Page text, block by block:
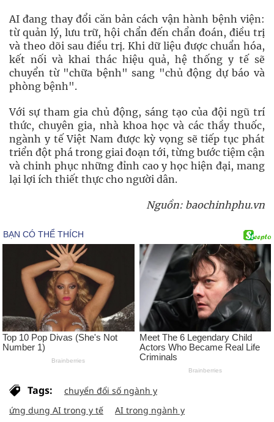
AI đang thay đổi căn bản cách vận hành bệnh viện:
từ quản lý, lưu trữ, hội chẩn đến chẩn đoán, điều trị
và theo dõi sau điều trị. Khi dữ liệu được chuẩn hóa,
kết nối và khai thác hiệu quả, hệ thống y tế sẽ
chuyển từ "chữa bệnh" sang "chủ động dự báo và
phòng bệnh".
Với sự tham gia chủ động, sáng tạo của đội ngũ trí
thức, chuyên gia, nhà khoa học và các thầy thuốc,
ngành y tế Việt Nam được kỳ vọng sẽ tiếp tục phát
triển đột phá trong giai đoạn tới, từng bước tiệm cận
và chinh phục những đỉnh cao y học hiện đại, mang
lại lợi ích thiết thực cho người dân.
Nguồn: baochinhphu.vn
Tags:
chuyển đổi số ngành y
ứng dụng AI trong y tế
AI trong ngành y